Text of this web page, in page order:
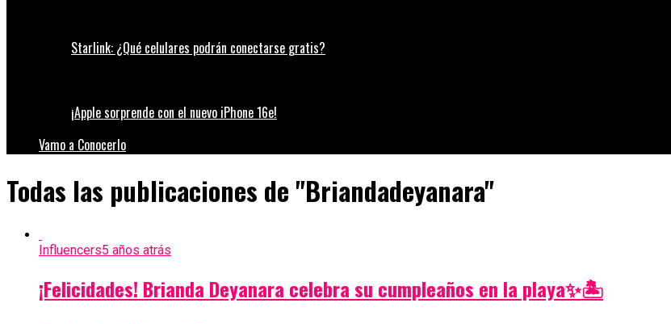
Starlink: ¿Qué celulares podrán conectarse gratis?
¡Apple sorprende con el nuevo iPhone 16e!
Vamo a Conocerlo
Todas las publicaciones de "Briandadeyanara"
Influencers5 años atrás
¡Felicidades! Brianda Deyanara celebra su cumpleaños en la playa✨🏝